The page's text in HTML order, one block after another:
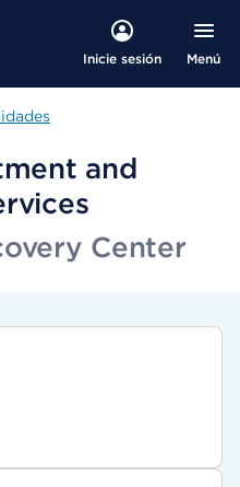
Inicie sesión Menú
and
Center